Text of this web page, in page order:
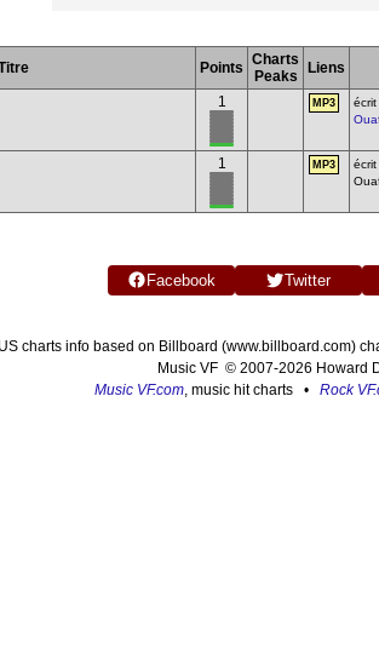
Points Charts
Peaks
Liens
1 MP3
1 MP3
Facebook Twitter
US charts info based on Billboard (www.billboard.com)
Music VF © 2007-2026 Howard
Music VF.com , music hit charts • Rock